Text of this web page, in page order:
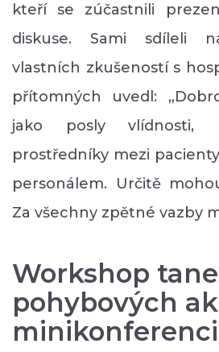
kteří se zúčastnili
diskuse. Sami sdíleli
vlastních zkušeností s
přítomných uvedl:
jako posly vlídnosti,
prostředníky mezi
personálem. Určitě
Za všechny zpětné vazby
Workshop
pohybových
minikonferenci